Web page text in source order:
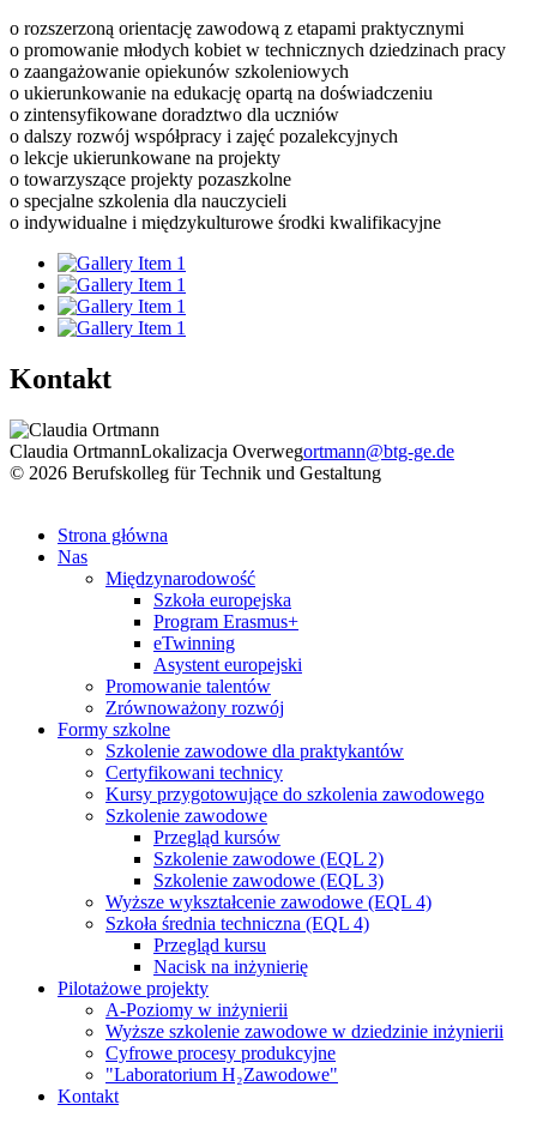
o rozszerzoną orientację zawodową z etapami praktycznymi
o promowanie młodych kobiet w technicznych dziedzinach pracy
o zaangażowanie opiekunów szkoleniowych
o ukierunkowanie na edukację opartą na doświadczeniu
o zintensyfikowane doradztwo dla uczniów
o dalszy rozwój współpracy i zajęć pozalekcyjnych
o lekcje ukierunkowane na projekty
o towarzyszące projekty pozaszkolne
o specjalne szkolenia dla nauczycieli
o indywidualne i międzykulturowe środki kwalifikacyjne
Kontakt
Claudia OrtmannLokalizacja Overwegortmann@btg-ge.de
© 2026 Berufskolleg für Technik und Gestaltung
Strona główna
Nas
Międzynarodowość
Szkoła europejska
Program Erasmus+
eTwinning
Asystent europejski
Promowanie talentów
Zrównoważony rozwój
Formy szkolne
Szkolenie zawodowe dla praktykantów
Certyfikowani technicy
Kursy przygotowujące do szkolenia zawodowego
Szkolenie zawodowe
Przegląd kursów
Szkolenie zawodowe (EQL 2)
Szkolenie zawodowe (EQL 3)
Wyższe wykształcenie zawodowe (EQL 4)
Szkoła średnia techniczna (EQL 4)
Przegląd kursu
Nacisk na inżynierię
Pilotażowe projekty
A-Poziomy w inżynierii
Wyższe szkolenie zawodowe w dziedzinie inżynierii
Cyfrowe procesy produkcyjne
"Laboratorium H₂Zawodowe"
Kontakt